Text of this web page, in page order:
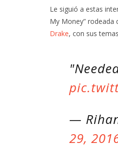
Le siguió a estas
My Money” rodeada
Drake, con sus
—
29,